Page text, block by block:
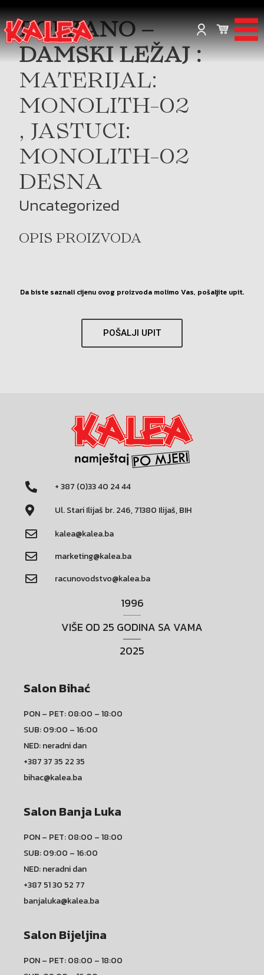
BOLZANO –
DAMSKI LEŽAJ :
MATERIJAL:
MONOLITH-02
, JASTUCI:
MONOLITH-02
DESNA
Uncategorized
OPIS PROIZVODA
Da biste saznali cijenu ovog proizvoda molimo Vas, pošaljite upit.
POŠALJI UPIT
+ 387 (0)33 40 24 44
Ul. Stari Ilijaš br. 246, 71380 Ilijaš, BIH
kalea@kalea.ba
marketing@kalea.ba
racunovodstvo@kalea.ba
1996
VIŠE OD 25 GODINA SA VAMA
2025
Salon Bihać
PON – PET: 08:00 – 18:00
SUB: 09:00 – 16:00
NED: neradni dan
+387 37 35 22 35
bihac@kalea.ba
Salon Banja Luka
PON – PET: 08:00 – 18:00
SUB: 09:00 – 16:00
NED: neradni dan
+387 51 30 52 77
banjaluka@kalea.ba
Salon Bijeljina
PON – PET: 08:00 – 18:00